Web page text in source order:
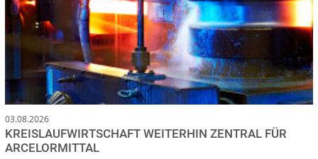
03.08.2026
KREISLAUFWIRTSCHAFT WEITERHIN ZENTRAL FÜR
ARCELORMITTAL